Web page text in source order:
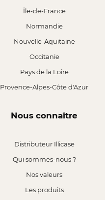
Île-de-France
Normandie
Nouvelle-Aquitaine
Occitanie
Pays de la Loire
Provence-Alpes-Côte d'Azur
Nous connaître
Distributeur Illicase
Qui sommes-nous ?
Nos valeurs
Les produits